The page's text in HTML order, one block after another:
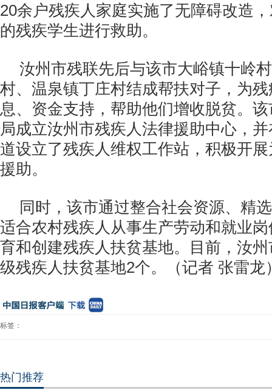
20余户残疾人家庭实施了无障碍改造
的残疾学生进行救助。
汝州市残联先后与该市大峪镇十岭
村、温泉镇丁庄村结成帮扶对子，为
息、资金支持，帮助他们增收脱贫。
局成立汝州市残疾人法律援助中心，
道设立了残疾人维权工作站，积极开
援助。
同时，该市通过整合社会资源、精
适合农村残疾人从事生产劳动和就业
育和创建残疾人扶贫基地。目前，汝
级残疾人扶贫基地2个。（记者 张雷龙
标签：
热门推荐